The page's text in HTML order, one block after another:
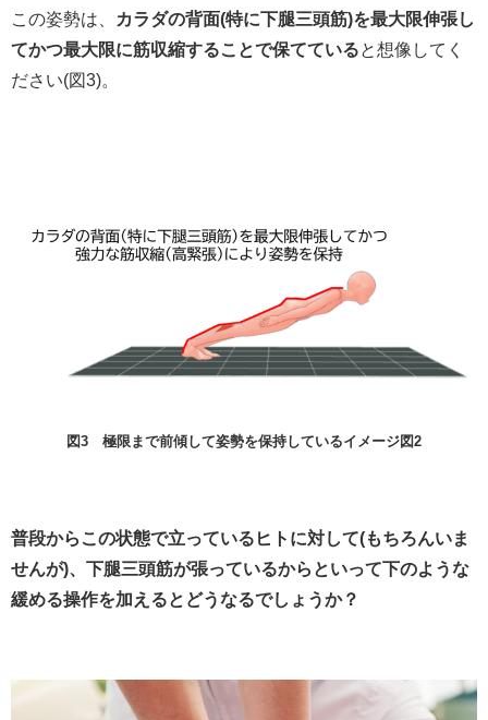
この姿勢は、
カラダの背面(特に下腿三頭筋)を最大限伸張し
てかつ最大限に筋収縮することで保てている と想像してく
ださい(図3)。
図3 極限まで前傾して姿勢を保持しているイメージ図2
普段からこの状態で立っているヒトに対して(もちろんいま
せんが)、下腿三頭筋が張っているからといって下のような
緩める操作を加えるとどうなるでしょうか？